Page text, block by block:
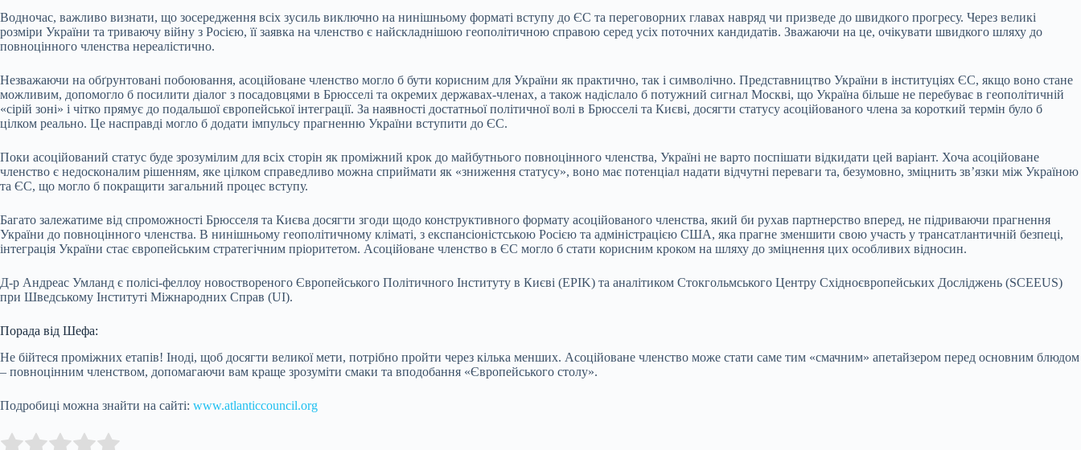
Водночас, важливо визнати, що зосередження всіх зусиль виключно на нинішньому форматі вступу до ЄС та переговорних главах навряд чи призведе до швидкого прогресу. Через великі
розміри України та триваючу війну з Росією, її заявка на членство є найскладнішою геополітичною справою серед усіх поточних кандидатів. Зважаючи на це, очікувати швидкого шляху до
повноцінного членства нереалістично.
Незважаючи на обґрунтовані побоювання, асоційоване членство могло б бути корисним для України як практично, так і символічно. Представництво України в інституціях ЄС, якщо воно стане
можливим, допомогло б посилити діалог з посадовцями в Брюсселі та окремих державах-членах, а також надіслало б потужний сигнал Москві, що Україна більше не перебуває в геополітичній
«сірій зоні» і чітко прямує до подальшої європейської інтеграції. За наявності достатньої політичної волі в Брюсселі та Києві, досягти статусу асоційованого члена за короткий термін було б
цілком реально. Це насправді могло б додати імпульсу прагненню України вступити до ЄС.
Поки асоційований статус буде зрозумілим для всіх сторін як проміжний крок до майбутнього повноцінного членства, Україні не варто поспішати відкидати цей варіант. Хоча асоційоване
членство є недосконалим рішенням, яке цілком справедливо можна сприймати як «зниження статусу», воно має потенціал надати відчутні переваги та, безумовно, зміцнить зв’язки між Україною
та ЄС, що могло б покращити загальний процес вступу.
Багато залежатиме від спроможності Брюсселя та Києва досягти згоди щодо конструктивного формату асоційованого членства, який би рухав партнерство вперед, не підриваючи прагнення
України до повноцінного членства. В нинішньому геополітичному кліматі, з експансіоністською Росією та адміністрацією США, яка прагне зменшити свою участь у трансатлантичній безпеці,
інтеграція України стає європейським стратегічним пріоритетом. Асоційоване членство в ЄС могло б стати корисним кроком на шляху до зміцнення цих особливих відносин.
Д-р Андреас Умланд є полісі-феллоу новоствореного Європейського Політичного Інституту в Києві (EPIK) та аналітиком Стокгольмського Центру Східноєвропейських Досліджень (SCEEUS)
при Шведському Інституті Міжнародних Справ (UI).
Порада від Шефа:
Не бійтеся проміжних етапів! Іноді, щоб досягти великої мети, потрібно пройти через кілька менших. Асоційоване членство може стати саме тим «смачним» апетайзером перед основним блюдом
– повноцінним членством, допомагаючи вам краще зрозуміти смаки та вподобання «Європейського столу».
Подробиці можна знайти на сайті: www.atlanticcouncil.org
Rate this item: